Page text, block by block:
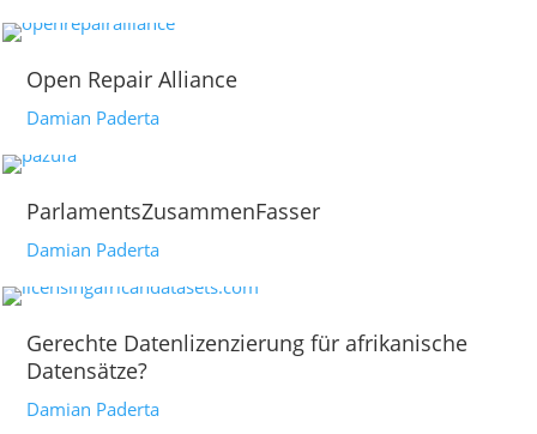
Open Repair Alliance
Damian Paderta
ParlamentsZusammenFasser
Damian Paderta
Gerechte Datenlizenzierung für afrikanische
Datensätze?
Damian Paderta